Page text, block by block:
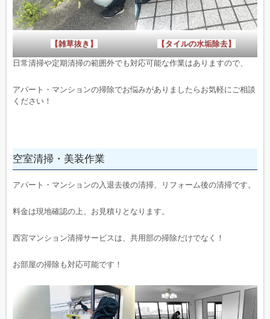
【雑草抜き】 【タイルの水垢除去】
日常清掃や定期清掃の範囲外でも対応可能な作業はありますので、
アパート・マンションの掃除でお悩みがありましたらお気軽にご相談
ください！
空室清掃・美装作業
アパート・マンションの入退去後の清掃、リフォーム後の清掃です。
料金は現地確認の上、お見積りとなります。
西宮マンション清掃サービスは、共用部の掃除だけでなく！
お部屋の掃除も対応可能です！